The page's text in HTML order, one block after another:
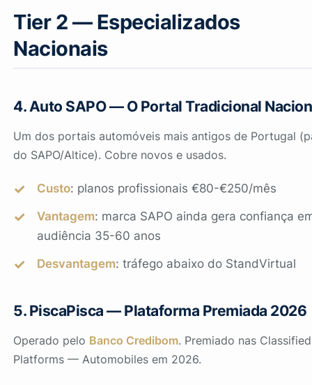
Tier 2 — Especializados
Nacionais
4. Auto SAPO — O Portal Tradicional
Um dos portais automóveis mais antigos de Portugal
do SAPO/Altice). Cobre novos e usados.
Custo: planos profissionais €80-€250/mês
Vantagem: marca SAPO ainda gera confiança
audiência 35-60 anos
Desvantagem: tráfego abaixo do StandVirtual
5. PiscaPisca — Plataforma Premiada 2026
Operado pelo Banco Credibom. Premiado nas Classified
Platforms — Automobiles em 2026.